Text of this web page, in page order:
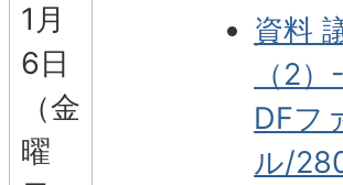
1月
6日
（金
曜
資料
（2
DFフ
ル/